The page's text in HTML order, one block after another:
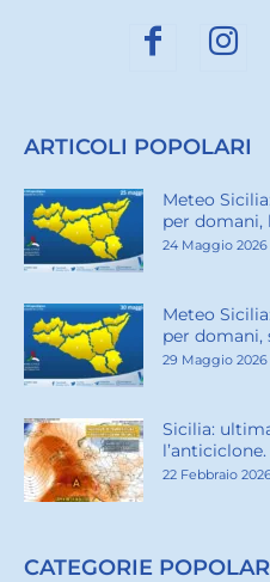
ARTICOLI POPOLARI
Meteo
per domani,
24 Maggio 2026
Meteo
per domani,
29 Maggio 2026
Sicilia:
22 Febbraio
CATEGORIE